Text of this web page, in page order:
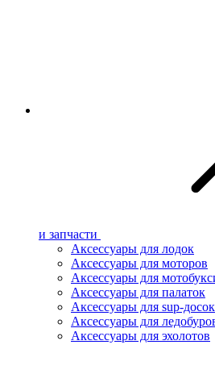
и запчасти
Аксессуары для лодок
Аксессуары для моторов
Аксессуары для
Аксессуары для палаток
Аксессуары для sup-досок
Аксессуары для
Аксессуары для эхолотов